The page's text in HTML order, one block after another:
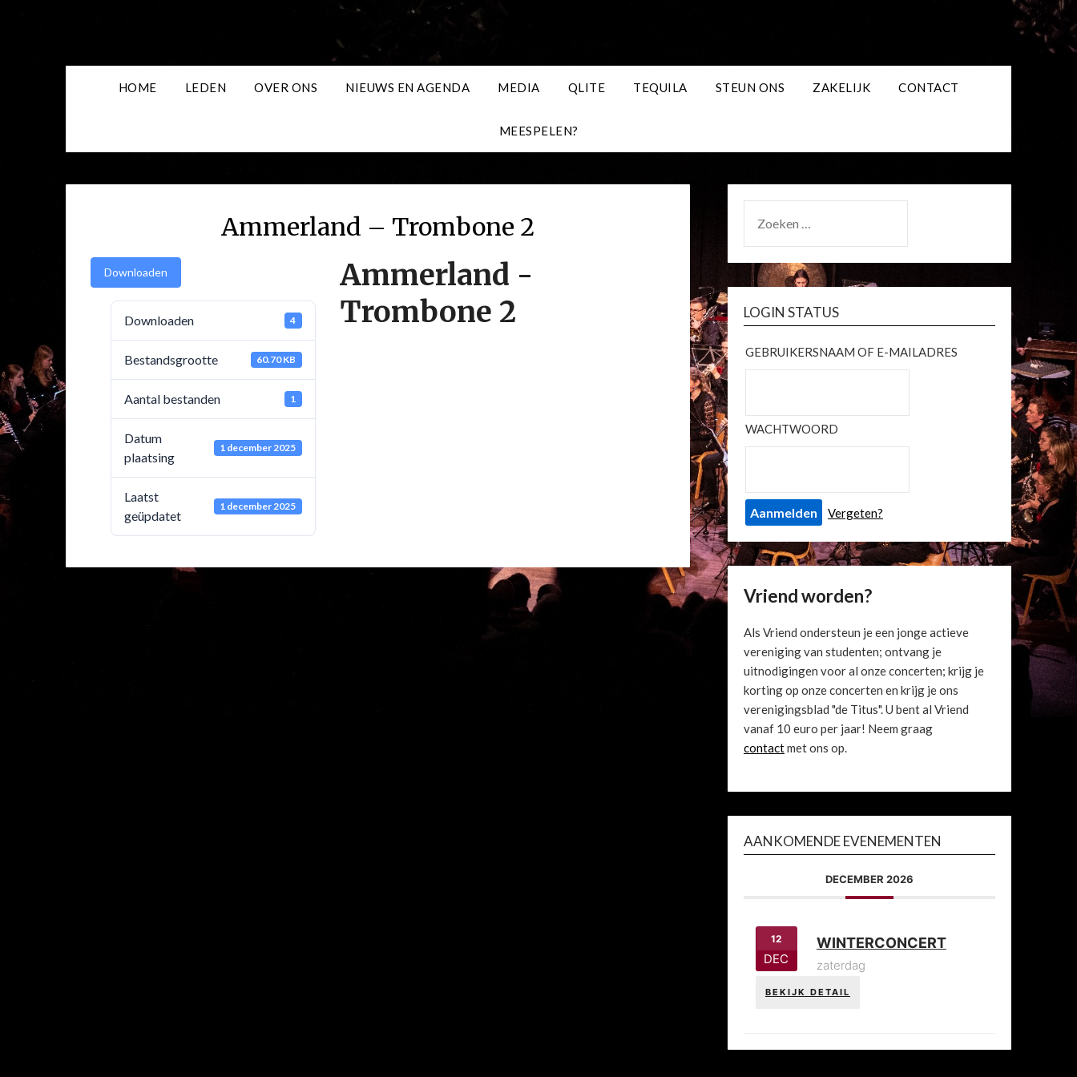
HOME LEDEN OVER ONS NIEUWS EN AGENDA MEDIA QLITE TEQUILA STEUN ONS ZAKELIJK CONTACT
MEESPELEN?
Ammerland – Trombone 2
Downloaden
Downloaden 4
Bestandsgrootte 60.70 KB
Aantal bestanden 1
Datum
plaatsing
1 december 2025
Laatst
geüpdatet
1 december 2025
Ammerland -
Trombone 2
NAAR:
LOGIN STATUS
GEBRUIKERSNAAM OF E-MAILADRES
WACHTWOORD
Vergeten?
Vriend worden?
Als Vriend ondersteun je een jonge actieve
vereniging van studenten; ontvang je
uitnodigingen voor al onze concerten; krijg je
korting op onze concerten en krijg je ons
verenigingsblad "de Titus". U bent al Vriend
vanaf 10 euro per jaar! Neem graag
contactmet ons op.
AANKOMENDE EVENEMENTEN
DECEMBER 2026
12
DEC
WINTERCONCERT
zaterdag
BEKIJK DETAIL